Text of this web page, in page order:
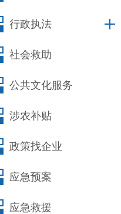
行政执法
社会救助
公共文化服务
涉农补贴
政策找企业
应急预案
应急救援